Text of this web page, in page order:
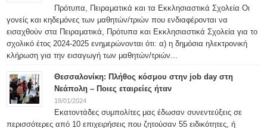
Πρότυπα, Πειραματικά και τα Εκκλησιαστικά Σχολεία Οι
γονείς και κηδεμόνες των μαθητών/τριών που ενδιαφέρονται να
εισαχθούν στα Πειραματικά, Πρότυπα και Εκκλησιαστικά Σχολεία για το
σχολικό έτος 2024-2025 ενημερώνονται ότι: α) η δημόσια ηλεκτρονική
κλήρωση για την εισαγωγή των μαθητών/τριών...
Θεσσαλονίκη: Πλήθος κόσμου στην job day στη
Νεάπολη – Ποιες εταιρείες ήταν
18/01/2024
Εκατοντάδες συμπολίτες μας έδωσαν συνεντεύξεις σε
περισσότερες από 10 επιχειρήσεις που ζητούσαν 55 ειδικότητες, ή